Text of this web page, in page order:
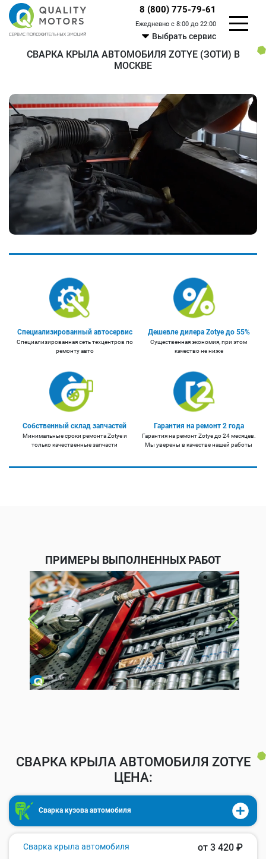
8 (800) 775-79-61
Ежедневно с 8:00 до 22:00
Выбрать сервис
СВАРКА КРЫЛА АВТОМОБИЛЯ ZOTYE (ЗОТИ) В
МОСКВЕ
Специализированный автосервис
Специализированная сеть техцентров по
ремонту авто
Дешевле дилера Zotye до 55%
Существенная экономия, при этом
качество не ниже
Собственный склад запчастей
Минимальные сроки ремонта Zotye и
только качественные запчасти
Гарантия на ремонт 2 года
Гарантия на ремонт Zotye до 24 месяцев.
Мы уверены в качестве нашей работы
ПРИМЕРЫ ВЫПОЛНЕННЫХ РАБОТ
СВАРКА КРЫЛА АВТОМОБИЛЯ ZOTYE
ЦЕНА:
Сварка кузова автомобиля
Сварка крыла автомобиля от 3 420 ₽